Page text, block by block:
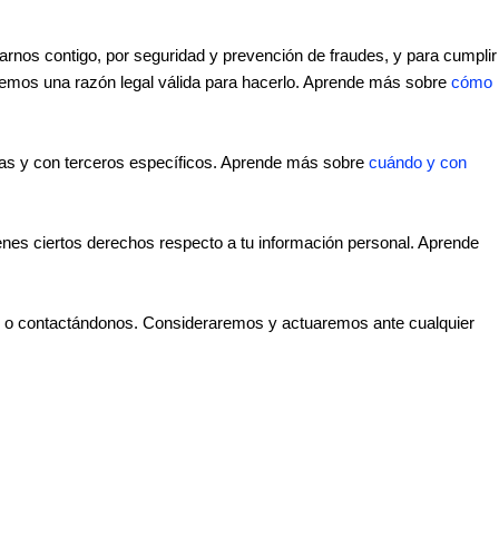
contigo, por seguridad y prevención de fraudes, y para cumplir
una razón legal válida para hacerlo. Aprende más sobre cómo
y con terceros específicos. Aprende más sobre cuándo y con
ciertos derechos respecto a tu información personal. Aprende
o contactándonos. Consideraremos y actuaremos ante cualquier